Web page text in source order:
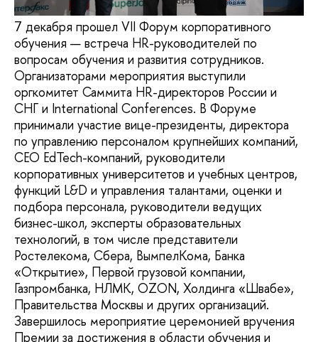
7 декабря прошел VII Форум корпоративного
обучения — встреча HR-руководителей по
вопросам обучения и развития сотрудников.
Организаторами мероприятия выступили
оргкомитет Саммита HR-директоров России и
СНГ и International Conferences. В Форуме
принимали участие вице-президенты, директора
по управлению персоналом крупнейших компаний,
СЕО EdTech-компаний, руководители
корпоративных университетов и учебных центров,
функций L&D и управления талантами, оценки и
подбора персонала, руководители ведущих
бизнес-школ, эксперты образовательных
технологий, в том числе представители
Ростелекома, Сбера, ВымпелКома, Банка
«Открытие», Первой грузовой компании,
Газпромбанка, НЛМК, OZON, Холдинга «Швабе»,
Правительства Москвы и других организаций.
Завершилось мероприятие церемонией вручения
Премии за достижения в области обучения и